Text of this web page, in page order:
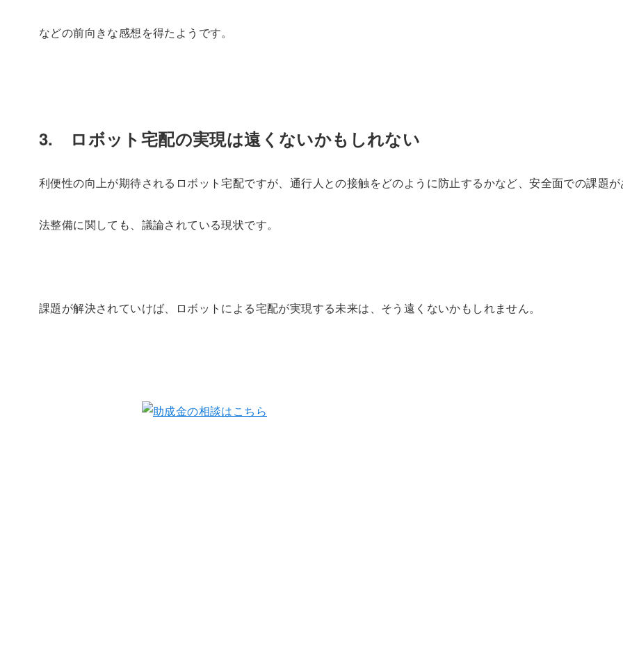
などの前向きな感想を得たようです。
3. ロボット宅配の実現は遠くないかもしれない
利便性の向上が期待されるロボット宅配ですが、通行人との接触をどのように防止するかなど、安全面での課題が
法整備に関しても、議論されている現状です。
課題が解決されていけば、ロボットによる宅配が実現する未来は、そう遠くないかもしれません。